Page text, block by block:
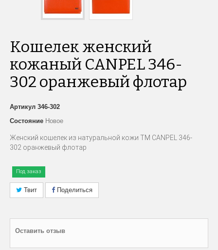
Кошелек женcкий
кожаный CANPEL 346-
302 оранжевый флотар
Артикул 346-302
Состояние Новое
Женский кошелек из натуральной кожи TM CANPEL 346-
302 оранжевый флотар
Под заказ
Твит Поделиться
Оставить отзыв